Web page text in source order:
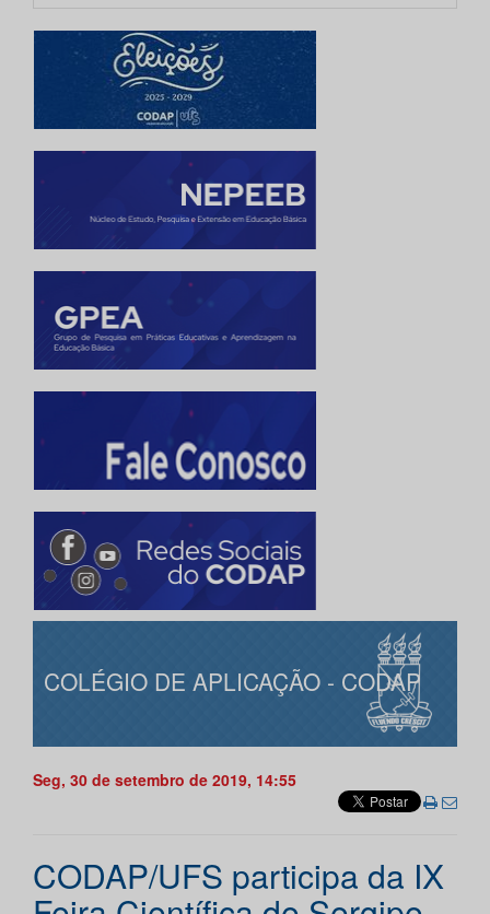
COLÉGIO DE APLICAÇÃO - CODAP
Seg, 30 de setembro de 2019, 14:55
CODAP/UFS participa da IX